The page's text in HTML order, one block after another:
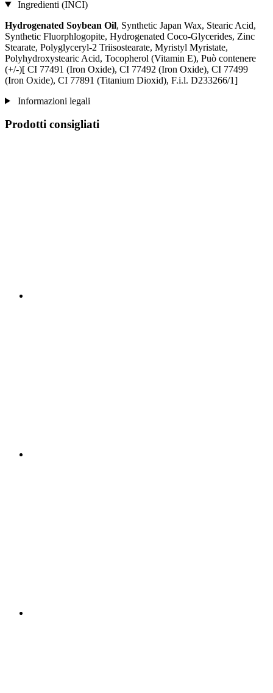
Ingredienti (INCI)
Hydrogenated Soybean Oil, Synthetic Japan Wax, Stearic Acid,
Synthetic Fluorphlogopite, Hydrogenated Coco-Glycerides, Zinc
Stearate, Polyglyceryl-2 Triisostearate, Myristyl Myristate,
Polyhydroxystearic Acid, Tocopherol (Vitamin E), Può contenere
(+/-)[ CI 77491 (Iron Oxide), CI 77492 (Iron Oxide), CI 77499
(Iron Oxide), CI 77891 (Titanium Dioxid), F.i.l. D233266/1]
Informazioni legali
Prodotti consigliati